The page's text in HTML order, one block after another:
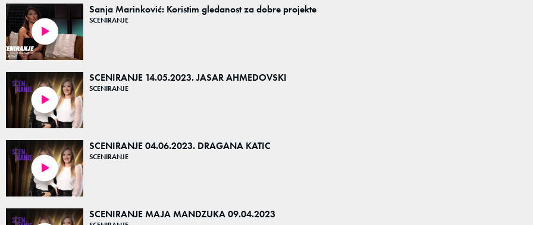
Sanja Marinković: Koristim gledanost za dobre projekte
SCENIRANJE
01:27:48
SCENIRANJE 14.05.2023. JASAR AHMEDOVSKI
SCENIRANJE
01:28:58
SCENIRANJE 04.06.2023. DRAGANA KATIC
SCENIRANJE
SCENIRANJE MAJA MANDZUKA 09.04.2023